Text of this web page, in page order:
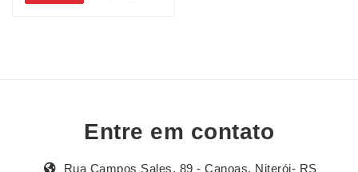
Entre em contato
Rua Campos Sales, 89 - Canoas, Niterói- RS